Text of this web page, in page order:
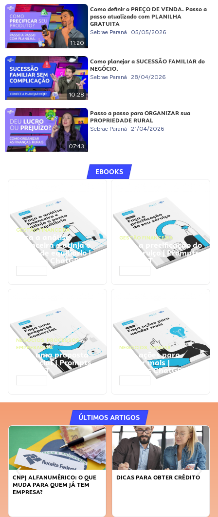
11:20
Como definir o PREÇO DE VENDA. Passo a
passo atualizado com PLANILHA
GRATUITA
Sebrae Paraná 05/05/2026
10:28
Como planejar a SUCESSÃO FAMILIAR do
NEGÓCIO.
Sebrae Paraná 28/04/2026
07:43
Passo a passo para ORGANIZAR sua
PROPRIEDADE RURAL
Sebrae Paraná 21/04/2026
EBOOKS
GESTÃO FINANCEIRA
Faça a análise
financeira e atinja o
ponto de equilíbrio |
Prompts ChatGPT
GESTÃO FINANCEIRA
Faça a precificação do
seu serviço | Prompts
ChatGPT
NEGÓCIOS, PROCESSOS
EMPRESARIAIS
Faça uma proposta
comercial | Prompts
ChatGPT
NEGÓCIOS, VENDAS
Faça ações para
vender mais |
Prompts ChatGPT
ÚLTIMOS ARTIGOS
CNPJ ALFANUMÉRICO: O QUE
MUDA PARA QUEM JÁ TEM
EMPRESA?
DICAS PARA OBTER CRÉDITO